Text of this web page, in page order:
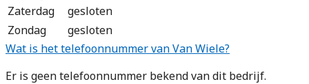
Zaterdag
gesloten
Zondag
gesloten
Wat is het telefoonnummer van Van Wiele?
Er is geen telefoonnummer bekend van dit bedrijf.